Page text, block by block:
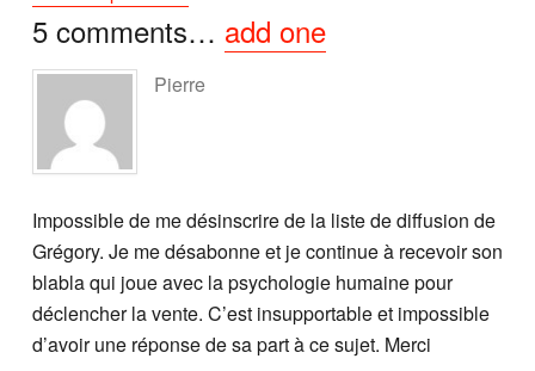
5 comments… add one
Pierre
Impossible de me désinscrire de la liste de diffusion de
Grégory. Je me désabonne et je continue à recevoir son
blabla qui joue avec la psychologie humaine pour
déclencher la vente. C’est insupportable et impossible
d’avoir une réponse de sa part à ce sujet. Merci